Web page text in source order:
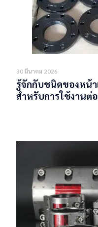
30 มีนาคม 2026
รู้จักกับชนิดของหน้
สำหรับการใช้งานต่